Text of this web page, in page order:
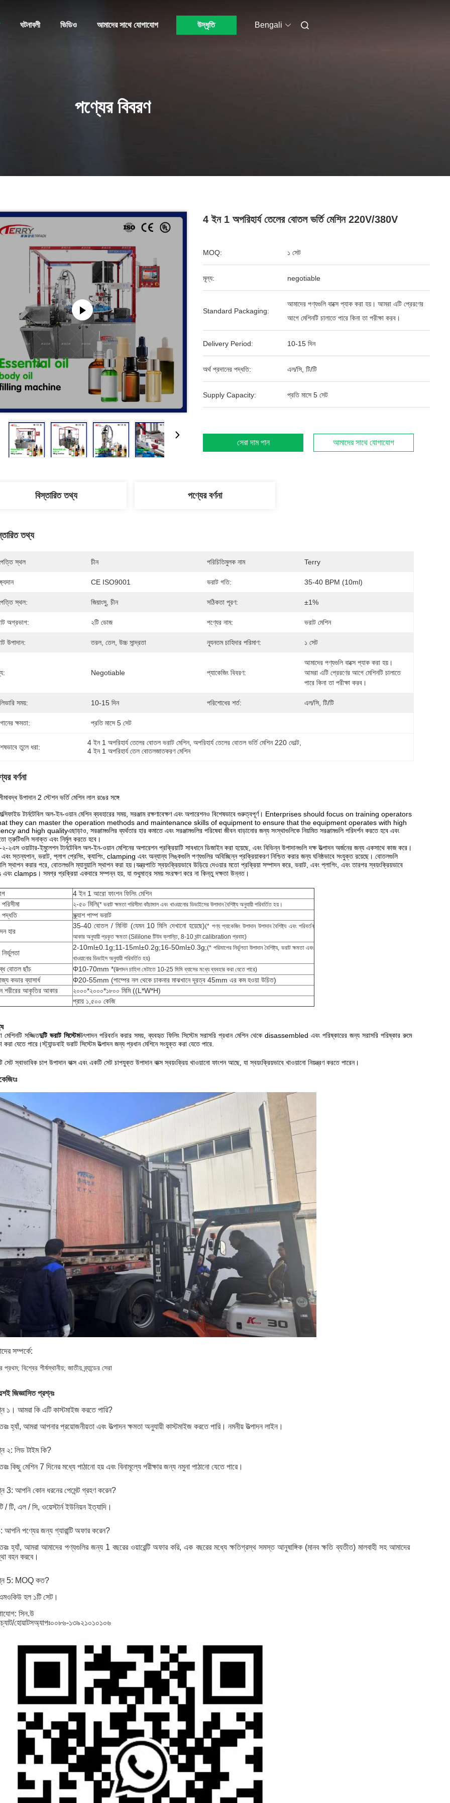
ঘটনাবলী ভিডিও আমাদের সাথে যোগাযোগ উদ্ধৃতি Bengali
পণ্যের বিবরণ
4 ইন 1 অপরিহার্য তেলের বোতল ভর্তি মেশিন 220V/380V
MOQ: ১ সেট
মূল্য: negotiable
Standard Packaging:
আমাদের পণ্যগুলি বাক্সে প্যাক করা হয়। আমরা এটি প্রেরণের
আগে মেশিনটি চালাতে পারে কিনা তা পরীক্ষা করব।
Delivery Period: 10-15 দিন
অর্থ প্রদানের পদ্ধতি: এল/সি, টি/টি
Supply Capacity: প্রতি মাসে 5 সেট
সেরা দাম পান আমাদের সাথে যোগাযোগ
বিস্তারিত তথ্য পণ্যের বর্ণনা
তথ্য
স্থল চীন পরিচিতিমুলক নাম Terry
CE ISO9001 ভরাট গতি: 35-40 BPM (10ml)
স্থল: জিয়াংসু, চীন সঠিকতা পূরণ: ±1%
অগ্রভাগ: ২টি ডোজ পণ্যের নাম: ভরাট মেশিন
উপাদান: তরল, তেল, উচ্চ সান্দ্রতা ন্যূনতম চাহিদার পরিমাণ: ১ সেট
Negotiable প্যাকেজিং বিবরণ:
আমাদের পণ্যগুলি বাক্সে প্যাক করা হয়।
আমরা এটি প্রেরণের আগে মেশিনটি চালাতে
পারে কিনা তা পরীক্ষা করব।
সময়: 10-15 দিন পরিশোধের শর্ত: এল/সি, টি/টি
ক্ষমতা: প্রতি মাসে 5 সেট
তুলে ধরা:
4 ইন 1 অপরিহার্য তেলের বোতল ভরাট মেশিন, অপরিহার্য তেলের বোতল ভর্তি মেশিন 220 ভোল্ট
4 ইন 1 অপরিহার্য তেল বোতলজাতকরণ মেশিন
বর্ণনা
উপাদান 2 স্টেশন ভর্তি মেশিন লাল রঙের সঙ্গে
টার্নটেবিল অল-ইন-ওয়ান মেশিন ব্যবহারের সময়, সরঞ্জাম রক্ষণাবেক্ষণ এবং অপারেশনও বিশেষভাবে গুরুত্বপূর্ণ। Enterprises should focus on training operators
they can master the operation methods and maintenance skills of equipment to ensure that the equipment operates with high
and high qualityএছাড়াও, সরঞ্জামগুলির ব্যর্থতার হার কমাতে এবং সরঞ্জামগুলির পরিষেবা জীবন বাড়ানোর জন্য সংস্থাগুলিকে নিয়মিত সরঞ্জামগুলি পরিদর্শন করতে হবে এবং
ত্রুটিগুলি সনাক্ত এবং নির্মূল করতে হবে।
২-২এস ওয়াটার-ইমুলেশন টার্নটেবিল অল-ইন-ওয়ান মেশিনের অপারেশন প্রক্রিয়াটি সাবধানে ডিজাইন করা হয়েছে, এবং বিভিন্ন উপাদানগুলি দক্ষ উত্পাদন অর্জনের জন্য একসাথে কাজ করে।
এবং স্তন্যপান, ভরাট, প্লাগ প্রেসিং, ক্যাপিং, clamping এবং অন্যান্য লিঙ্কগুলি পণ্যগুলির অবিচ্ছিন্ন প্রক্রিয়াকরণ নিশ্চিত করার জন্য ঘনিষ্ঠভাবে সংযুক্ত রয়েছে। বোতলগুলি
স্থাপন করার পরে, বোতলগুলি ম্যানুয়ালি স্থাপন করা হয়।যন্ত্রপাতি স্বয়ংক্রিয়ভাবে উড়িয়ে দেওয়ার মতো প্রক্রিয়া সম্পাদন করে, ভরাট, এবং প্লাগিং, এবং তারপর স্বয়ংক্রিয়ভাবে
clamps। সমগ্র প্রক্রিয়া একবারে সম্পন্ন হয়, যা শুধুমাত্র সময় সংরক্ষণ করে না কিন্তু দক্ষতা উন্নত।
4 ইন 1 আরো ফাংশন ফিলিং মেশিন
২-৫০ মিলি(* ভরাট ক্ষমতা পরিসীমা কাঁচামাল এবং খাওয়ানোর ডিভাইসের উপাদান বৈশিষ্ট্য অনুযায়ী পরিবর্তিত হয়।
পদ্ধতি
স্ক্র্যাশ পাম্প ভরাট
হার
35-40 বোতল / মিনিট (যেমন 10 মিলি দেখানো হয়েছে)(* পণ্য প্যাকেজিং উপাদান উপাদান বৈশিষ্ট্য এবং পরিবর্তন
আকার অনুযায়ী প্রকৃত ক্ষমতা (Sililone টিউব ক্লান্তি, 8-10 ঘন্টা calibration প্রবাহ)
2-10ml±0.1g;11-15ml±0.2g;16-50ml±0.3g;(* পরিমাপের নির্ভুলতা উপাদান বৈশিষ্ট্য, ভরাট ক্ষমতা এবং
খাওয়ানোর ডিভাইস অনুযায়ী পরিবর্তিত হয়)
বোতল ছাঁচ Φ10-70mm *(উত্পাদন চাহিদা মেটাতে 10-25 মিমি ব্যাসের মধ্যে ব্যবহার করা যেতে পারে)
কভার ব্যাসার্ধ
Φ20-55mm (পাম্পের নল থেকে ঢাকনার মাঝখানে দূরত্ব 45mm এর কম হওয়া উচিত)
শরীরের আকৃতির আকার
২০০০*২০০০*১৮০০ মিমি ((L*W*H)
প্রায় ১,৫০০ কেজি
মেশিনটি সজ্জিতদুটি ভরাট সিস্টেমউৎপাদন পরিবর্তন করার সময়, ব্যবহৃত ফিলিং সিস্টেম সরাসরি প্রধান মেশিন থেকে disassembled এবং পরিষ্কারের জন্য সরাসরি পরিষ্কার রুমে
করা যেতে পারে।স্ট্যান্ডবাই ভরাট সিস্টেম উত্পাদন জন্য প্রধান মেশিনে সংযুক্ত করা যেতে পারে.
সেট স্বাভাবিক চাপ উপাদান বাক্স এবং একটি সেট চাপযুক্ত উপাদান বাক্স স্বয়ংক্রিয় খাওয়ানো ফাংশন আছে, যা স্বয়ংক্রিয়ভাবে খাওয়ানো নিয়ন্ত্রণ করতে পারেন।
সম্পর্কে:
প্রথম; বিশ্বের শীর্ষস্থানীয়; জাতীয় ব্র্যান্ডের সেরা
জিজ্ঞাসিত প্রশ্নঃ
১। আমরা কি এটি কাস্টমাইজ করতে পারি?
হ্যাঁ, আমরা আপনার প্রয়োজনীয়তা এবং উত্পাদন ক্ষমতা অনুযায়ী কাস্টমাইজ করতে পারি। নমনীয় উত্পাদন লাইন।
২: লিড টাইম কি?
কিছু মেশিন 7 দিনের মধ্যে পাঠানো হয় এবং বিনামূল্যে পরীক্ষার জন্য নমুনা পাঠানো যেতে পারে।
3: আপনি কোন ধরনের পেমেন্ট গ্রহণ করেন?
/ টি, এল / সি, ওয়েস্টার্ন ইউনিয়ন ইত্যাদি।
আপনি পণ্যের জন্য গ্যারান্টি অফার করেন?
হ্যাঁ, আমরা আমাদের পণ্যগুলির জন্য 1 বছরের ওয়ারেন্টি অফার করি, এক বছরের মধ্যে ক্ষতিগ্রস্থ সমস্ত আনুষাঙ্গিক (মানব ক্ষতি ব্যতীত) মালবাহী সহ আমাদের
বহন করবে।
5: MOQ কত?
হল ১টি সেট।
সিন.উ
হোয়াটসঅ্যাপঃ০০৮৬-১৩৯২১০১০১০৬